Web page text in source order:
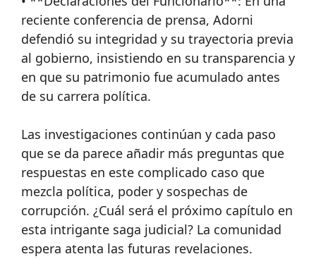
reciente conferencia de prensa, Adorni
defendió su integridad y su trayectoria previa
al gobierno, insistiendo en su transparencia y
en que su patrimonio fue acumulado antes
de su carrera política.
Las investigaciones continúan y cada paso
que se da parece añadir más preguntas que
respuestas en este complicado caso que
mezcla política, poder y sospechas de
corrupción. ¿Cuál será el próximo capítulo en
esta intrigante saga judicial? La comunidad
espera atenta las futuras revelaciones.